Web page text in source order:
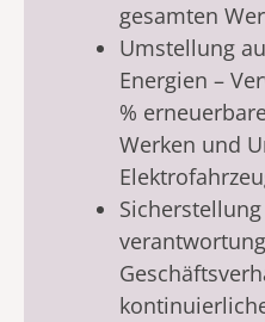
gesamten
Umstellung
Energien –
%
Werken und